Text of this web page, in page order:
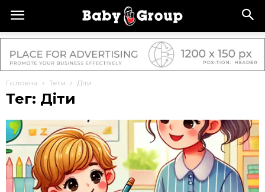
Головна Теги Діти
Тег: Діти